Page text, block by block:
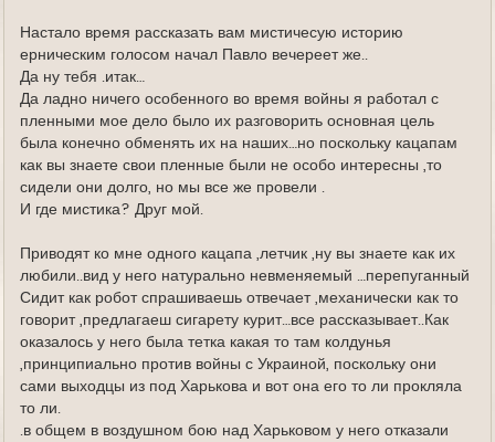
Настало время рассказать вам мистичесую историю
ерническим голосом начал Павло вечереет же..
Да ну тебя .итак…
Да ладно ничего особенного во время войны я работал с
пленными мое дело было их разговорить основная цель
была конечно обменять их на наших…но поскольку кацапам
как вы знаете свои пленные были не особо интересны ,то
сидели они долго, но мы все же провели .
И где мистика? Друг мой.
Приводят ко мне одного кацапа ,летчик ,ну вы знаете как их
любили..вид у него натурально невменяемый …перепуганный
Сидит как робот спрашиваешь отвечает ,механически как то
говорит ,предлагаеш сигарету курит…все рассказывает..Как
оказалось у него была тетка какая то там колдунья
,принципиально против войны с Украиной, поскольку они
сами выходцы из под Харькова и вот она его то ли прокляла
то ли.
.в общем в воздушном бою над Харьковом у него отказали